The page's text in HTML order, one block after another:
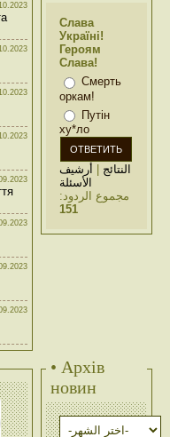
Слава
Україні!
Героям
Слава!
Смерть
оркам!
Путін
ху*ло
النتائج | أرشيف
الأسئلة
مجموع الردود:
151
• Архів
новин